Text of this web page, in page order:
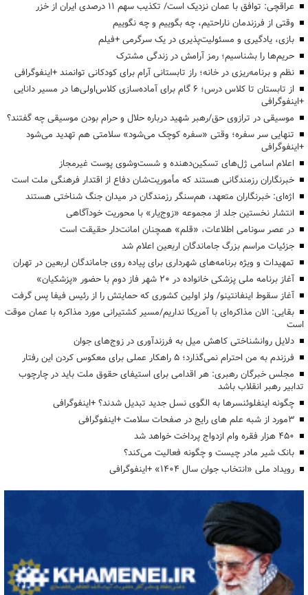
عراقچی: توافق با عمان نزدیک است/ تکذیب سهم ۱۱ درصدی ایران از خزر
وقتی از فرزندمان ناراحتیم، چه بگوییم و چه نگوییم
بازی، یادگیری و مسئولیت‌پذیری در یک سرگرمی +فیلم
حریم‌ها را بشناسیم؛ رمز آرامش در زندگی مشترک
نظم و برنامه‌ریزی در خانه؛ راز تابستانی آرام برای کودکانی توانمند +اینفوگرافی
از تابستان تا کلاس درس؛ ۶ گام برای آماده‌سازی کلاس‌اولی‌ها در مسیر دانایی
+اینفوگرافی
موسیقی در ترازوی حق/رهبر شهید درباره حلال و حرام بودن موسیقی چه گفتند؟
تنهایی سر سفره؛ وقتی «سفره کوچک می‌شود» سلامتی هم تهدید می‌شود
+اینفوگرافی
اعلام اسامی ژل‌های تسکین‌دهنده و شست‌وشوی پوست غیرمجاز
خبرنگاران رزمندگانی هستند که مأموریت‌شان دفاع از اقتدار فرهنگی ملت است
اژه‌ای: خبرنگاران متعهد، هم‌سنگر رزمندگان در میدان جنگ شناختی هستند
انتشار نخستین جلد از مجموعه «زوج‌یار» با محوریت خودآگاهی
در عصر سونامی اطلاعات، «قلم» همچنان امانت‌دار حقیقت است
جزئیات مراسم بزرگ جاماندگان اربعین اعلام شد
تمهیدات و ویژه برنامه‌های شهرداری برای پیاده روی جاماندگان اربعین در تهران
آغاز برنامه ملی پزشکی خانواده در ۲۰ شهر فاز دوم با حضور «پزشکیان»
آغاز سقوط اینفانتینو/ ولز اولین کشوری که حمایتش را از رئیس فیفا پس گرفت
بقایی: الان مذاکره‌ای با آمریکا نداریم/مسیر کشتیرانی مورد مذاکره با عمان موقت
است
دلایل روانشناختی کاهش میل به فرزندآوری در زوج‌های جوان
فرزندم به من احترام نمی‌گذارد؛ ۵ راهکار عملی برای معکوس کردن این رفتار
مجلس خبرگان رهبری: هر اقدامی برای استیفای حقوق ملت باید در چارچوب
تدابیر رهبر انقلاب باشد
چگونه اینفلوئنسرها به الگوی نسل جدید تبدیل شدند؟ +اینفوگرافی
3مورد از شبه علم های رایج در صفحات سلامت +اینفوگرافی
۴۵۰ هزار فقره وام ازدواج پرداخت خواهد شد
بانک شیر مادر چیست و چگونه فعالیت می‌کند؟
رویداد ملی «انتخاب جوان سال ۱۴۰۴» +اینفوگرافی